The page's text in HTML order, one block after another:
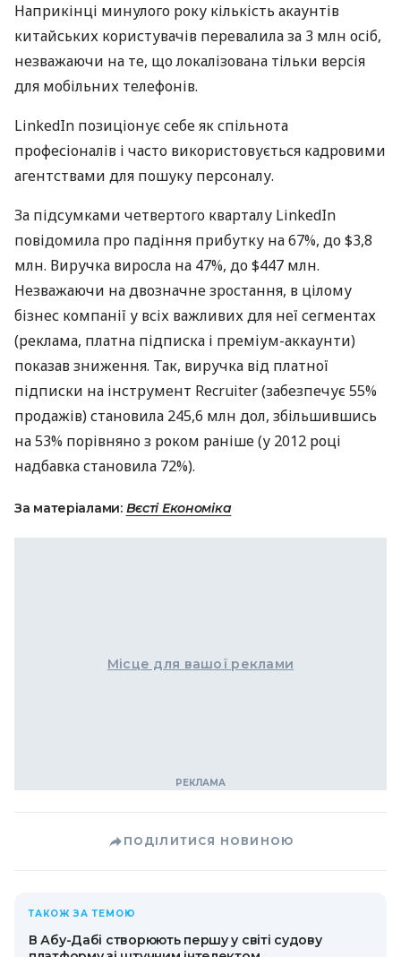
Наприкінці минулого року кількість акаунтів
китайських користувачів перевалила за 3 млн осіб,
незважаючи на те, що локалізована тільки версія
для мобільних телефонів.
LinkedIn позиціонує себе як спільнота
професіоналів і часто використовується кадровими
агентствами для пошуку персоналу.
За підсумками четвертого кварталу LinkedIn
повідомила про падіння прибутку на 67%, до $3,8
млн. Виручка виросла на 47%, до $447 млн.
Незважаючи на двозначне зростання, в цілому
бізнес компанії у всіх важливих для неї сегментах
(реклама, платна підписка і преміум-аккаунти)
показав зниження. Так, виручка від платної
підписки на інструмент Recruiter (забезпечує 55%
продажів) становила 245,6 млн дол, збільшившись
на 53% порівняно з роком раніше (у 2012 році
надбавка становила 72%).
За матеріалами: Вєсті Економіка
Місце для вашої реклами
ПОДІЛИТИСЯ НОВИНОЮ
ТАКОЖ ЗА ТЕМОЮ
В Абу-Дабі створюють першу у світі судову